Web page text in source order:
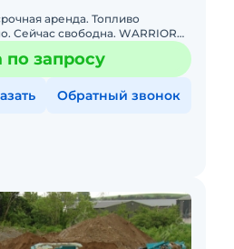
аренда. Топливо
Сейчас свободна. WARRIOR
грохот. Просевная 4.88
по запросу
Обратный звонок